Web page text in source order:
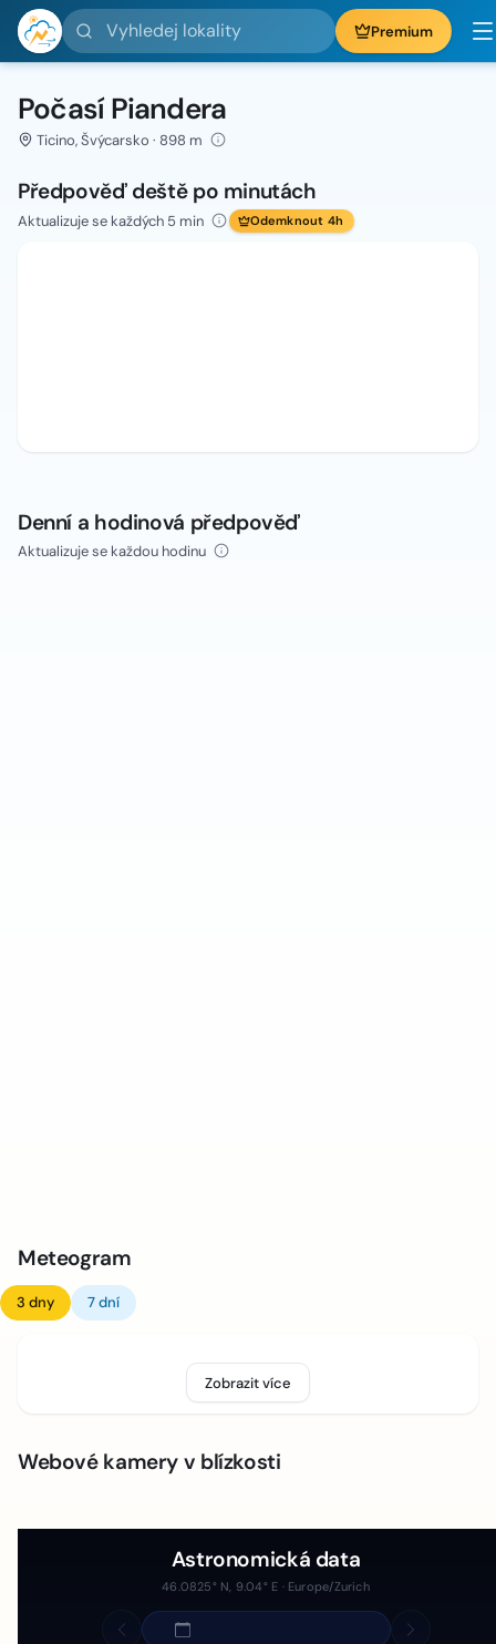
Vyhledej lokality Premium
Počasí Piandera
Ticino, Švýcarsko · 898 m
Předpověď deště po minutách
Aktualizuje se každých 5 min Odemknout 4h
Denní a hodinová předpověď
Aktualizuje se každou hodinu
Meteogram
3 dny 7 dní
Zobrazit více
Webové kamery v blízkosti
Astronomická data
46.0825° N, 9.04° E · Europe/Zurich